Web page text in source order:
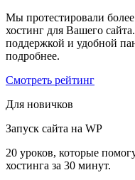
Мы протестировали
хостинг для Вашего
поддержкой и удобной
подробнее.
Смотреть рейтинг
Для новичков
Запуск сайта на WP
20 уроков, которые
хостинга за 30 минут.